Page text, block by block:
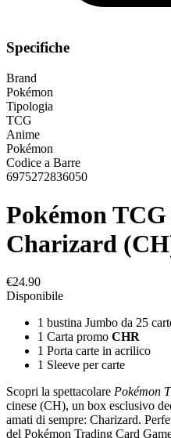
Specifiche
Brand
Pokémon
Tipologia
TCG
Anime
Pokémon
Codice a Barre
6975272836050
Pokémon
Charizard
€24.90
Disponibile
1 bustina Jumbo da 25
1 Carta promo CHR
1 Porta carte in acrilico
1 Sleeve per carte
Scopri la spettacolare Pokémon
cinese (CH), un box esclusivo
amati di sempre: Charizard.
del Pokémon Trading Card